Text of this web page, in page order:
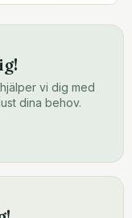
vi dig med
dina behov.